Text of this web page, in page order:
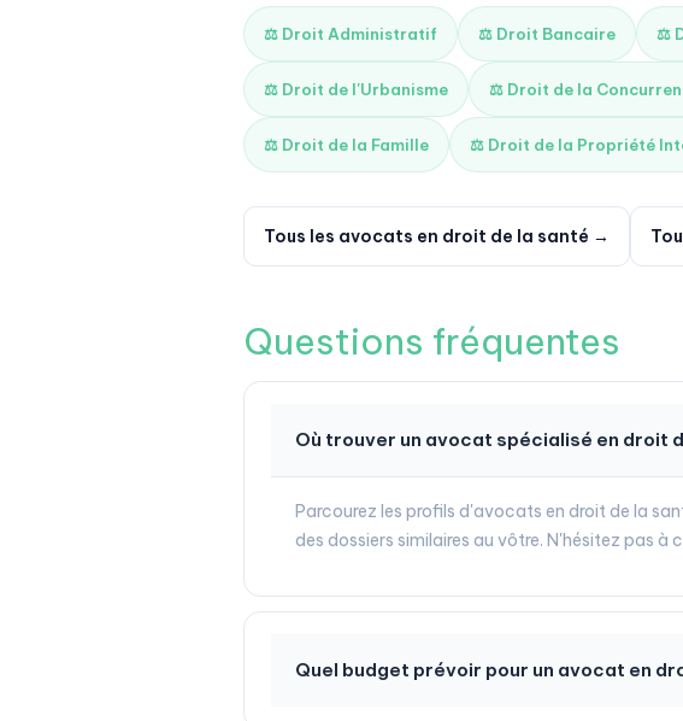
⚖️ Droit Administratif ⚖️ Droit Bancaire ⚖️
⚖️ Droit de l'Urbanisme ⚖️ Droit de la
⚖️ Droit de la Famille ⚖️ Droit de la Propriété
Tous les avocats en droit de la santé →
Questions fréquentes
Où trouver un avocat spécialisé en droit
Parcourez les profils d'avocats en droit de la
des dossiers similaires au vôtre. N'hésitez pas
Quel budget prévoir pour un avocat en